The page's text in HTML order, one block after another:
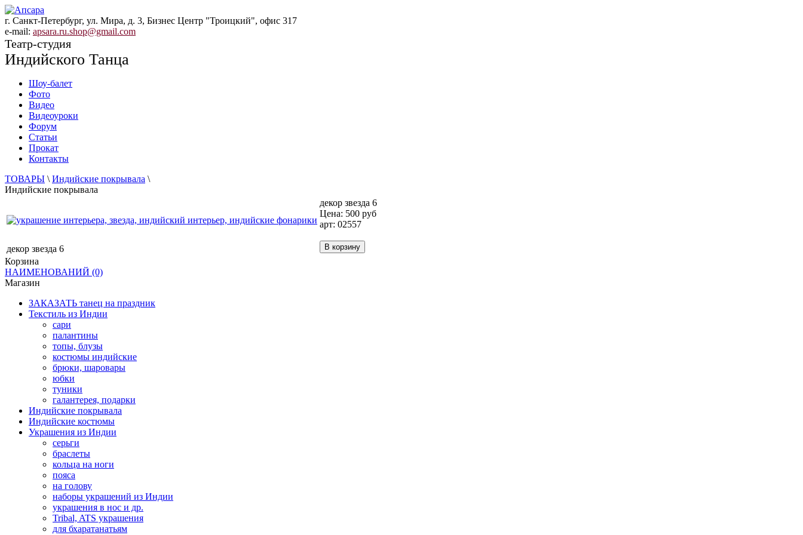
г. Санкт-Петербург, ул. Мира, д. 3, Бизнес Центр "Троицкий", офис 317
e-mail: apsara.ru.shop@gmail.com
Театр-студия
Индийского Танца
Шоу-балет
Фото
Видео
Видеоуроки
Форум
Статьи
Прокат
Контакты
ТОВАРЫ \ Индийские покрывала \
Индийские покрывала
декор звезда 6
декор звезда 6
Цена: 500 руб
арт: 02557
В корзину
Корзина
НАИМЕНОВАНИЙ (0)
Магазин
ЗАКАЗАТЬ танец на праздник
Текстиль из Индии
сари
палантины
топы, блузы
костюмы индийские
брюки, шаровары
юбки
туники
галантерея, подарки
Индийские покрывала
Индийские костюмы
Украшения из Индии
серьги
браслеты
кольца на ноги
пояса
на голову
наборы украшений из Индии
украшения в нос и др.
Tribal, ATS украшения
для бхаратанатьям